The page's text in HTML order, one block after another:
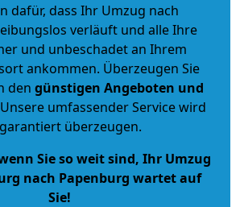
dafür, dass Ihr Umzug nach
verläuft und alle Ihre
und unbeschadet an Ihrem
ankommen. Überzeugen Sie
den günstigen Angeboten und
Unsere umfassender Service wird
überzeugen.
Sie so weit sind, Ihr Umzug
nach Papenburg wartet auf
Sie!